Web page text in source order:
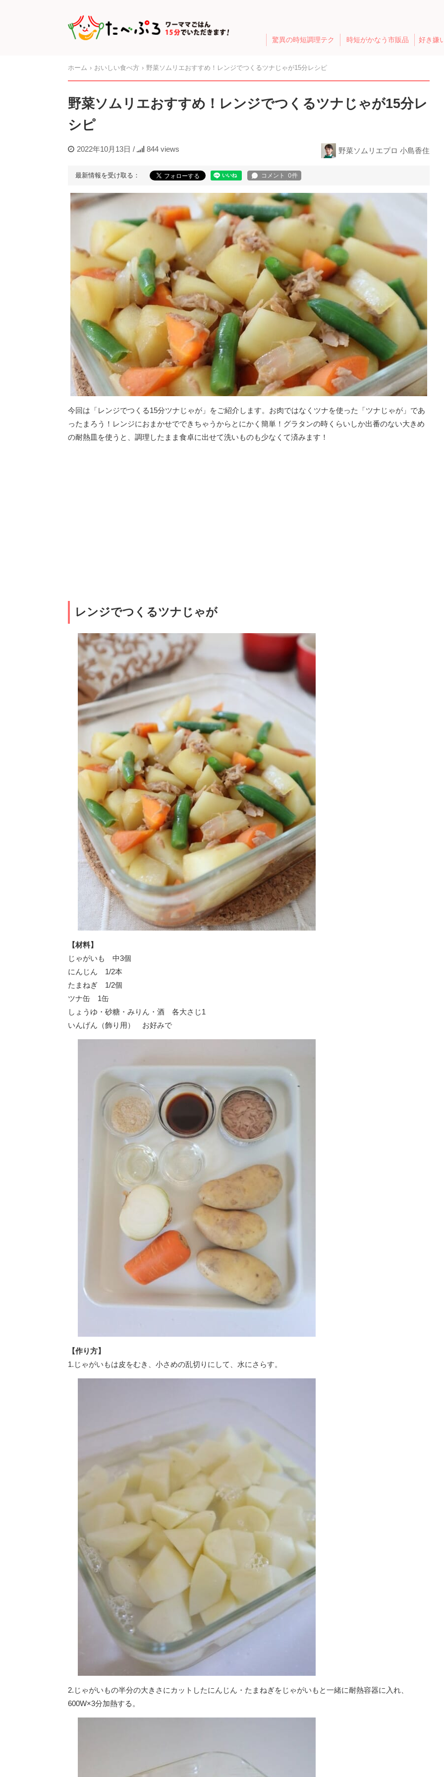
驚異の時短調理テク 時短がかなう市販品 好き嫌
ホーム おいしい食べ方 野菜ソムリエおすすめ！レンジでつくるツナじゃが15分レシピ
野菜ソムリエおすすめ！レンジでつくるツナじゃが15分レ
シピ
2022年10月13日 / 844 views 野菜ソムリエプロ 小島香住
最新情報を受け取る：
今回は「レンジでつくる15分ツナじゃが」をご紹介します。お肉ではなくツナを使った「ツナじゃが」であ
ったまろう！レンジにおまかせでできちゃうからとにかく簡単！グラタンの時くらいしか出番のない大きめ
の耐熱皿を使うと、調理したまま食卓に出せて洗いものも少なくて済みます！
レンジでつくるツナじゃが
【材料】
じゃがいも 中3個
にんじん 1/2本
たまねぎ 1/2個
ツナ缶 1缶
しょうゆ・砂糖・みりん・酒 各大さじ1
いんげん（飾り用） お好みで
【作り方】
1.じゃがいもは皮をむき、小さめの乱切りにして、水にさらす。
2.じゃがいもの半分の大きさにカットしたにんじん・たまねぎをじゃがいもと一緒に耐熱容器に入れ、
600W×3分加熱する。